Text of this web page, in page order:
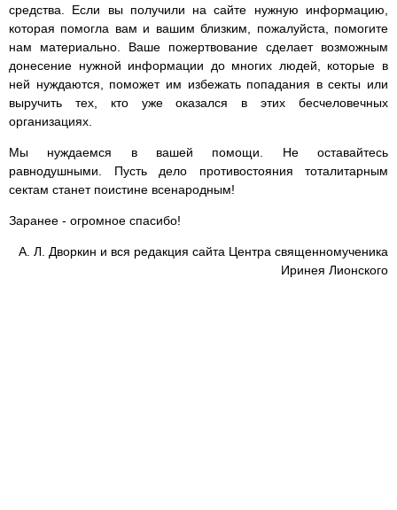
средства. Если вы получили на сайте нужную информацию,
которая помогла вам и вашим близким, пожалуйста, помогите
нам материально. Ваше пожертвование сделает возможным
донесение нужной информации до многих людей, которые в
ней нуждаются, поможет им избежать попадания в секты или
выручить тех, кто уже оказался в этих бесчеловечных
организациях.
Мы нуждаемся в вашей помощи. Не оставайтесь
равнодушными. Пусть дело противостояния тоталитарным
сектам станет поистине всенародным!
Заранее - огромное спасибо!
А. Л. Дворкин и вся редакция сайта Центра священномученика
Иринея Лионского